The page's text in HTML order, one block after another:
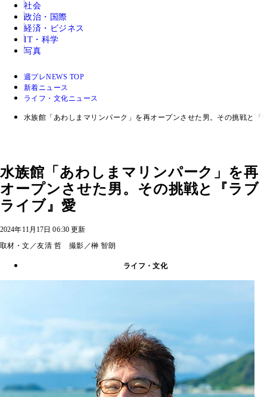
社会
政治・国際
経済・ビジネス
IT・科学
写真
週プレNEWS TOP
新着ニュース
ライフ・文化ニュース
水族館「あわしまマリンパーク」を再オープンさせた男。その挑戦と『
水族館「あわしまマリンパーク」を再
オープンさせた男。その挑戦と『ラブ
ライブ』愛
2024年11月17日 06:30 更新
取材・文／友清 哲 撮影／榊 智朗
ライフ・文化